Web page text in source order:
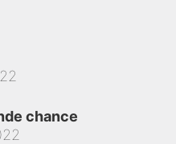
chance